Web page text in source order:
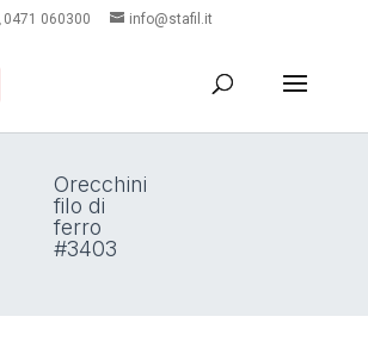
0471 060300 info@stafil.it
Orecchini
filo di
ferro
#3403